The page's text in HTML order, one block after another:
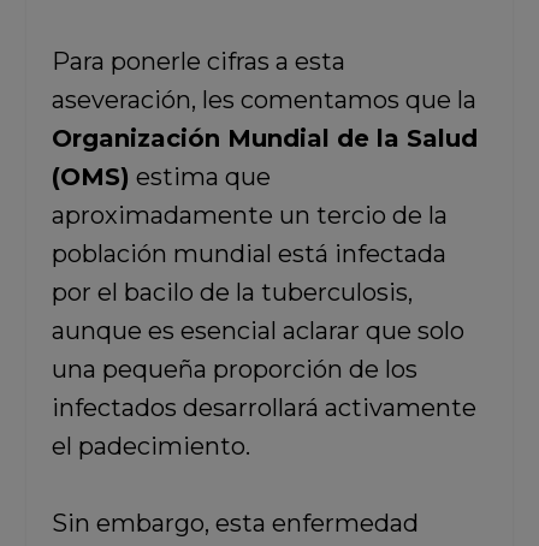
Para ponerle cifras a esta
aseveración, les comentamos que la
Organización Mundial de la Salud
(OMS) estima que
aproximadamente un tercio de la
población mundial está infectada
por el bacilo de la tuberculosis,
aunque es esencial aclarar que solo
una pequeña proporción de los
infectados desarrollará activamente
el padecimiento.
Sin embargo, esta enfermedad